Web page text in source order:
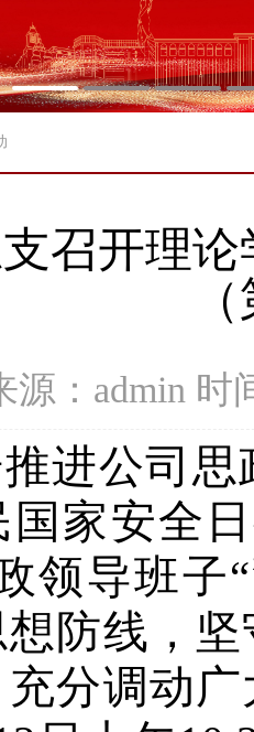
召开理
源：admin 时
进公司
国家安全 日
领导班子
防线，
充分调动